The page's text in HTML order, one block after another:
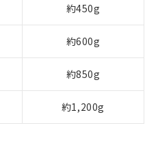
約450g
約600g
約850g
約1,200g